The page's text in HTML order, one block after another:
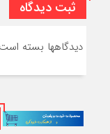
ثبت دیدگاه
دیدگاهها بسته